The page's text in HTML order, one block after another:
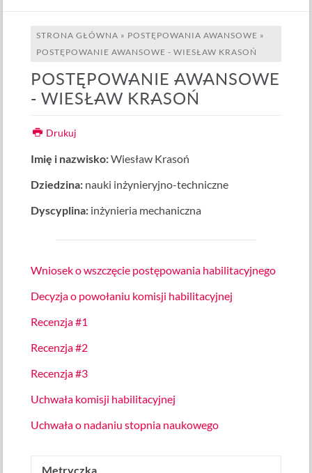
STRONA GŁÓWNA » POSTĘPOWANIA AWANSOWE »
POSTĘPOWANIE AWANSOWE - WIESŁAW KRASOŃ
POSTĘPOWANIE AWANSOWE
- WIESŁAW KRASOŃ
Drukuj
Imię i nazwisko:Wiesław Krasoń
Dziedzina: nauki inżynieryjno-techniczne
Dyscyplina: inżynieria mechaniczna
Wniosek o wszczęcie postępowania habilitacyjnego
Decyzja o powołaniu komisji habilitacyjnej
Recenzja #1
Recenzja #2
Recenzja #3
Uchwała komisji habilitacyjnej
Uchwała o nadaniu stopnia naukowego
Metryczka